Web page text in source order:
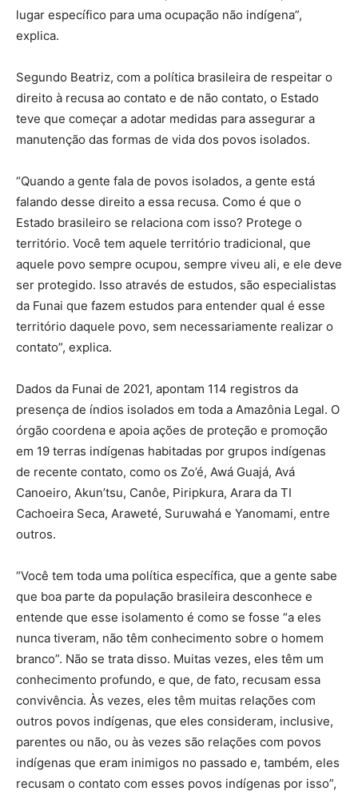
lugar específico para uma ocupação não indígena”,
explica.
Segundo Beatriz, com a política brasileira de respeitar o
direito à recusa ao contato e de não contato, o Estado
teve que começar a adotar medidas para assegurar a
manutenção das formas de vida dos povos isolados.
“Quando a gente fala de povos isolados, a gente está
falando desse direito a essa recusa. Como é que o
Estado brasileiro se relaciona com isso? Protege o
território. Você tem aquele território tradicional, que
aquele povo sempre ocupou, sempre viveu ali, e ele deve
ser protegido. Isso através de estudos, são especialistas
da Funai que fazem estudos para entender qual é esse
território daquele povo, sem necessariamente realizar o
contato”, explica.
Dados da Funai de 2021, apontam 114 registros da
presença de índios isolados em toda a Amazônia Legal. O
órgão coordena e apoia ações de proteção e promoção
em 19 terras indígenas habitadas por grupos indígenas
de recente contato, como os Zo’é, Awá Guajá, Avá
Canoeiro, Akun’tsu, Canôe, Piripkura, Arara da TI
Cachoeira Seca, Araweté, Suruwahá e Yanomami, entre
outros.
“Você tem toda uma política específica, que a gente sabe
que boa parte da população brasileira desconhece e
entende que esse isolamento é como se fosse “a eles
nunca tiveram, não têm conhecimento sobre o homem
branco”. Não se trata disso. Muitas vezes, eles têm um
conhecimento profundo, e que, de fato, recusam essa
convivência. Às vezes, eles têm muitas relações com
outros povos indígenas, que eles consideram, inclusive,
parentes ou não, ou às vezes são relações com povos
indígenas que eram inimigos no passado e, também, eles
recusam o contato com esses povos indígenas por isso”,